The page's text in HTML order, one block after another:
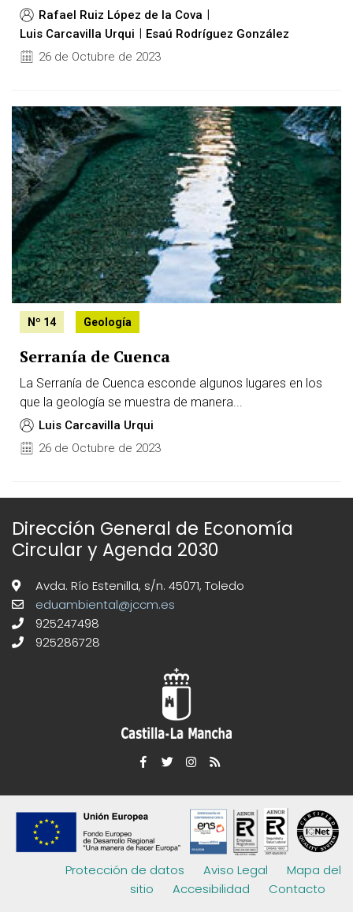
Rafael Ruiz López de la Cova
Luis Carcavilla Urqui
Esaú Rodríguez González
26 de Octubre de 2023
Image:
Nº 14 Geología
Serranía de Cuenca
La Serranía de Cuenca esconde algunos lugares en los
que la geología se muestra de manera...
Luis Carcavilla Urqui
26 de Octubre de 2023
Dirección General de Economía
Circular y Agenda 2030
Avda. Río Estenilla, s/n. 45071, Toledo
eduambiental@jccm.es
925247498
925286728
Protección de datos Aviso Legal
Mapa del
sitio
Accesibilidad Contacto